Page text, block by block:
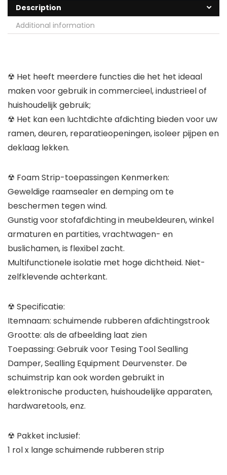
Description
Additional information
☢ Het heeft meerdere functies die het het ideaal
maken voor gebruik in commercieel, industrieel of
huishoudelijk gebruik;
☢ Het kan een luchtdichte afdichting bieden voor uw
ramen, deuren, reparatieopeningen, isoleer pijpen en
deklaag lekken.
☢ Foam Strip-toepassingen Kenmerken:
Geweldige raamsealer en demping om te
beschermen tegen wind.
Gunstig voor stofafdichting in meubeldeuren, winkel
armaturen en partities, vrachtwagen- en
buslichamen, is flexibel zacht.
Multifunctionele isolatie met hoge dichtheid. Niet-
zelfklevende achterkant.
☢ Specificatie:
Itemnaam: schuimende rubberen afdichtingstrook
Grootte: als de afbeelding laat zien
Toepassing: Gebruik voor Tesing Tool Sealling
Damper, Sealling Equipment Deurvenster. De
schuimstrip kan ook worden gebruikt in
elektronische producten, huishoudelijke apparaten,
hardwaretools, enz.
☢ Pakket inclusief:
1 rol x lange schuimende rubberen strip